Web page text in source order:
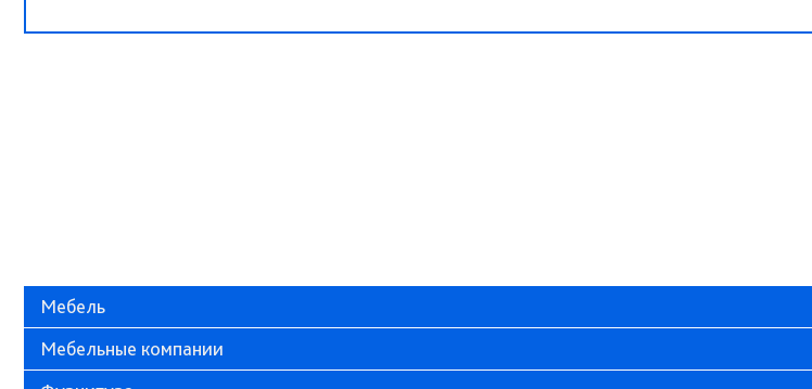
Мебель
Мебельные компании